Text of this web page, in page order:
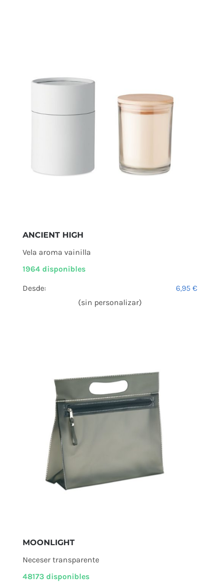
ANCIENT HIGH
Vela aroma vainilla
1964 disponibles
Desde: 6,95€
(sin personalizar)
MOONLIGHT
Neceser transparente
48173 disponibles